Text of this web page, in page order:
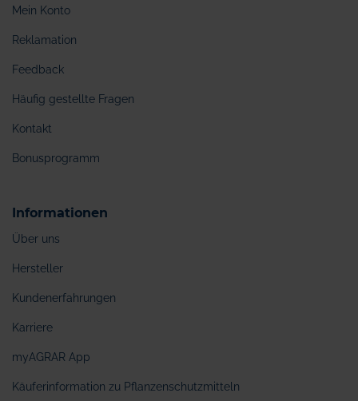
Mein Konto
Reklamation
Feedback
Häufig gestellte Fragen
Kontakt
Bonusprogramm
Informationen
Über uns
Hersteller
Kundenerfahrungen
Karriere
myAGRAR App
Käuferinformation zu Pflanzenschutzmitteln